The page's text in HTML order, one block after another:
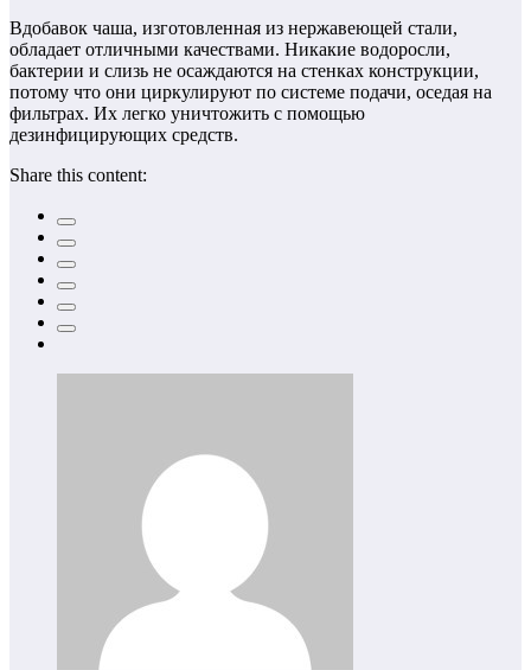
Вдобавок чаша, изготовленная из нержавеющей стали,
обладает отличными качествами. Никакие водоросли,
бактерии и слизь не осаждаются на стенках конструкции,
потому что они циркулируют по системе подачи, оседая на
фильтрах. Их легко уничтожить с помощью
дезинфицирующих средств.
Share this content: